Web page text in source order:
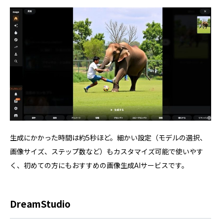
生成にかかった時間は約5秒ほど。細かい設定（モデルの選択、
画像サイズ、ステップ数など）もカスタマイズ可能で使いやす
く、初めての方にもおすすめの画像生成AIサービスです。
DreamStudio